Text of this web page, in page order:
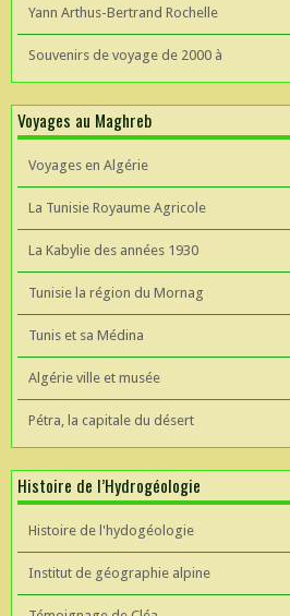
Yann Arthus-Bertrand Rochelle
Souvenirs de voyage de 2000 à
Voyages au Maghreb
Voyages en Algérie
La Tunisie Royaume Agricole
La Kabylie des années 1930
Tunisie la région du Mornag
Tunis et sa Médina
Algérie ville et musée
Pétra, la capitale du désert
Histoire de l’Hydrogéologie
Histoire de l'hydogéologie
Institut de géographie alpine